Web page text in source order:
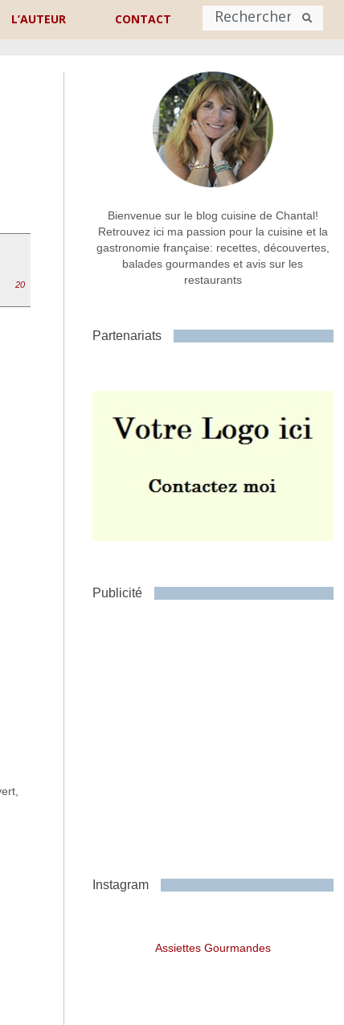
L’AUTEUR CONTACT
Nom
ou message *
20
Bienvenue sur le blog cuisine de Chantal!
Retrouvez ici ma passion pour la cuisine et la
gastronomie française: recettes, découvertes,
balades gourmandes et avis sur les
restaurants
Partenariats
Publicité
Instagram
Assiettes Gourmandes